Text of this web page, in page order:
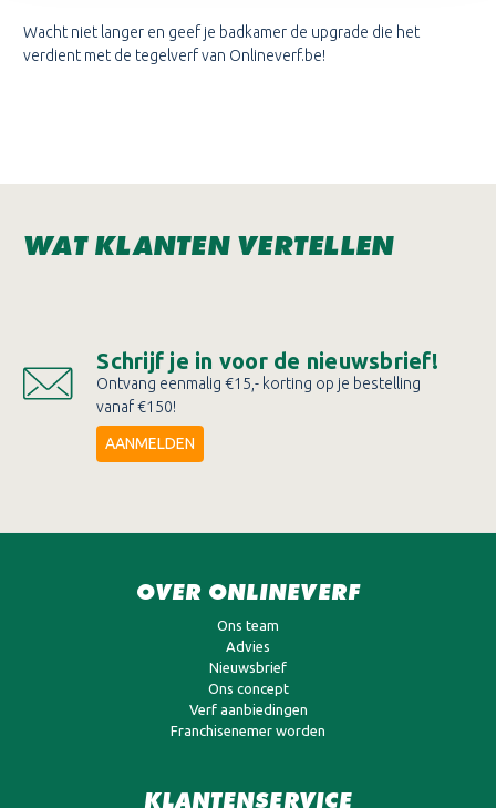
Wacht niet langer en geef je badkamer de upgrade die het
verdient met de tegelverf van Onlineverf.be!
WAT KLANTEN VERTELLEN
Schrijf je in voor de nieuwsbrief!
Ontvang eenmalig €15,- korting op je bestelling
vanaf €150!
AANMELDEN
OVER ONLINEVERF
Ons team
Advies
Nieuwsbrief
Ons concept
Verf aanbiedingen
Franchisenemer worden
KLANTENSERVICE